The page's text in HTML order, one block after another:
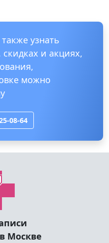
узнать
и акциях,
можно
08-64
Москве